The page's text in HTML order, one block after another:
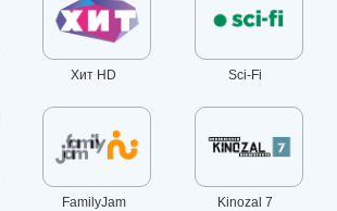
Хит HD Sci-Fi
FamilyJam Kinozal 7